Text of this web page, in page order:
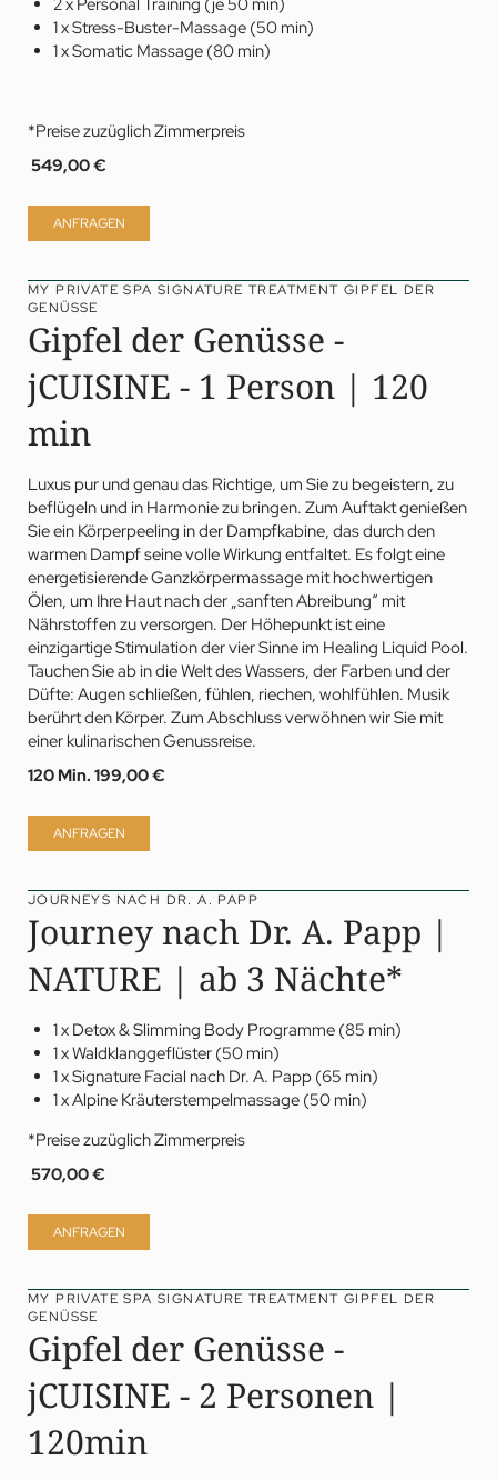
1 x Stress-Buster-Massage (50 min)
1 x Somatic Massage (80 min)
*Preise zuzüglich Zimmerpreis
549,00 €
ANFRAGEN
MY PRIVATE SPA SIGNATURE TREATMENT GIPFEL DER
GENÜSSE
Gipfel der Genüsse -
jCUISINE - 1 Person | 120
min
Luxus pur und genau das Richtige, um Sie zu begeistern, zu
beflügeln und in Harmonie zu bringen. Zum Auftakt genießen
Sie ein Körperpeeling in der Dampfkabine, das durch den
warmen Dampf seine volle Wirkung entfaltet. Es folgt eine
energetisierende Ganzkörpermassage mit hochwertigen
Ölen, um Ihre Haut nach der „sanften Abreibung“ mit
Nährstoffen zu versorgen. Der Höhepunkt ist eine
einzigartige Stimulation der vier Sinne im Healing Liquid Pool.
Tauchen Sie ab in die Welt des Wassers, der Farben und der
Düfte: Augen schließen, fühlen, riechen, wohlfühlen. Musik
berührt den Körper. Zum Abschluss verwöhnen wir Sie mit
einer kulinarischen Genussreise.
120 Min. 199,00 €
ANFRAGEN
JOURNEYS NACH DR. A. PAPP
Journey nach Dr. A. Papp |
NATURE | ab 3 Nächte*
1 x Detox & Slimming Body Programme (85 min)
1 x Waldklanggeflüster (50 min)
1 x Signature Facial nach Dr. A. Papp (65 min)
1 x Alpine Kräuterstempelmassage (50 min)
*Preise zuzüglich Zimmerpreis
570,00 €
ANFRAGEN
MY PRIVATE SPA SIGNATURE TREATMENT GIPFEL DER
GENÜSSE
Gipfel der Genüsse -
jCUISINE - 2 Personen |
120min